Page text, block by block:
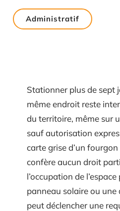
Administratif
Stationner plus de sept
même endroit reste
du territoire, même sur
sauf autorisation
carte grise d’un
confère aucun droit
l’occupation de
panneau solaire ou
peut déclencher une